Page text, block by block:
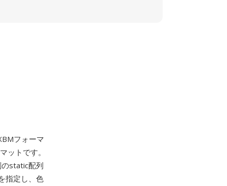
フォーマ
ットです。
static配列
指定し、色